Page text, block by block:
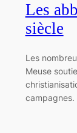
Les
siècle
Les
Meuse
campagnes.